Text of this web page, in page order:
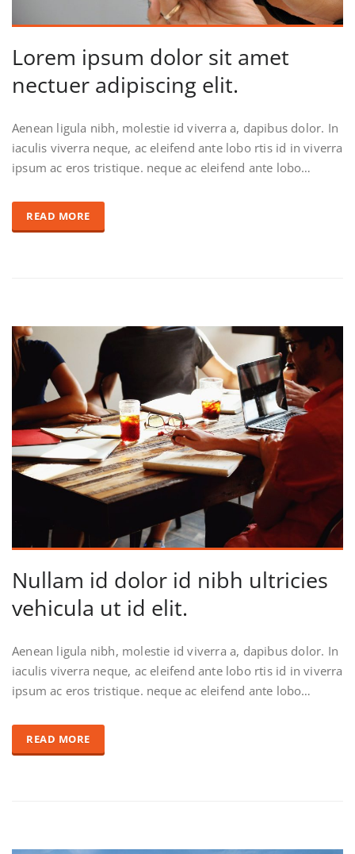
Lorem ipsum dolor sit amet
nectuer adipiscing elit.
Aenean ligula nibh, molestie id viverra a, dapibus dolor. In
iaculis viverra neque, ac eleifend ante lobo rtis id in viverra
ipsum ac eros tristique. neque ac eleifend ante lobo…
READ MORE
Nullam id dolor id nibh ultricies
vehicula ut id elit.
Aenean ligula nibh, molestie id viverra a, dapibus dolor. In
iaculis viverra neque, ac eleifend ante lobo rtis id in viverra
ipsum ac eros tristique. neque ac eleifend ante lobo…
READ MORE